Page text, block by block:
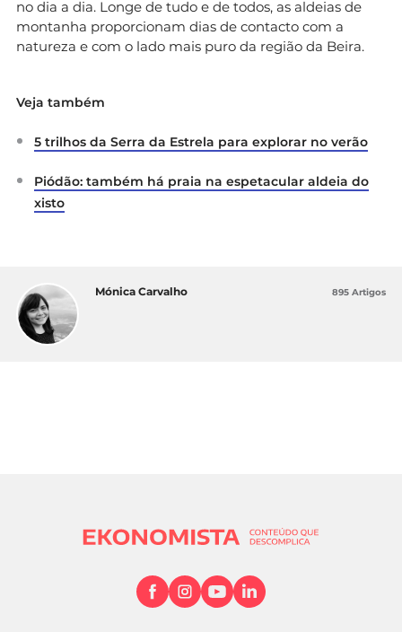
no dia a dia. Longe de tudo e de todos, as aldeias de
montanha proporcionam dias de contacto com a
natureza e com o lado mais puro da região da Beira.
Veja também
5 trilhos da Serra da Estrela para explorar no verão
Piódão: também há praia na espetacular aldeia do
xisto
Mónica Carvalho 895 Artigos